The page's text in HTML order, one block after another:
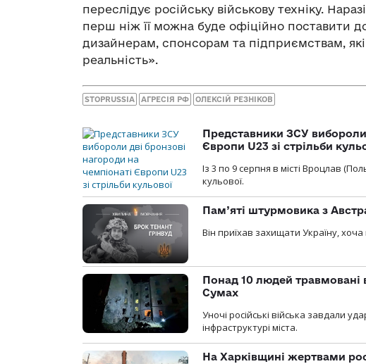
переслідує російську військову техніку.
перш ніж її можна буде офіційно поставити
дизайнерам, спонсорам та підприємствам,
реальність».
STOPRUSSIA АГРЕСІЯ РФ ОЛЕКСІЙ РЕЗНІКОВ
Представники ЗСУ вибороли
Європи U23 зі стрільби
Із 3 по 9 серпня в місті Вроцлав
кульової.
Пам’яті штурмовика з
Він приїхав захищати Україну,
Понад 10 людей травмовані
Сумах
Уночі російські війська завдали
інфраструктурі міста.
На Харківщині жертвами